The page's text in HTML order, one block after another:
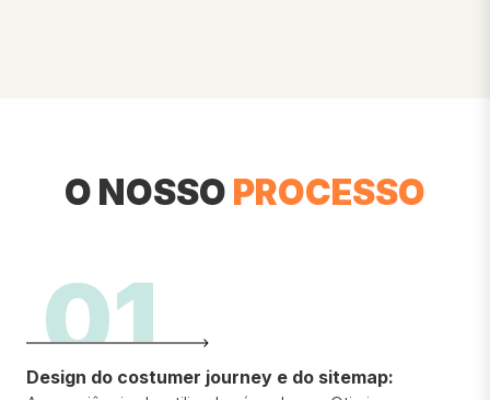
O NOSSO PROCESSO
01
Design do costumer journey e do sitemap: